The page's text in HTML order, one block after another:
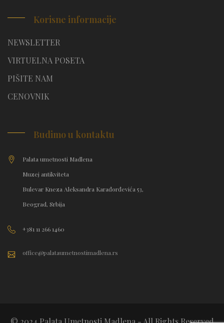
Korisne informacije
NEWSLETTER
VIRTUELNA POSETA
PIŠITE NAM
CENOVNIK
Budimo u kontaktu
Palata umetnosti Madlena
Muzej antikviteta
Bulevar Kneza Aleksandra Karađorđevića 53,
Beograd, Srbija
+381 11 266 1460
office@palataumetnostimadlena.rs